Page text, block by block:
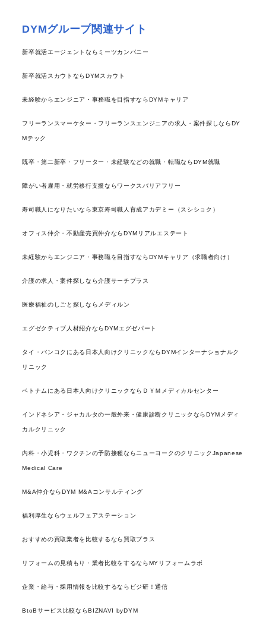
DYMグループ関連サイト
新卒就活エージェントならミーツカンパニー
新卒就活スカウトならDYMスカウト
未経験からエンジニア・事務職を目指すならDYMキャリア
フリーランスマーケター・フリーランスエンジニアの求人・案件探しならDY
Mテック
既卒・第二新卒・フリーター・未経験などの就職・転職ならDYM就職
障がい者雇用・就労移行支援ならワークスバリアフリー
寿司職人になりたいなら東京寿司職人育成アカデミー（スシショク）
オフィス仲介・不動産売買仲介ならDYMリアルエステート
未経験からエンジニア・事務職を目指すならDYMキャリア（求職者向け）
介護の求人・案件探しなら介護サーチプラス
医療福祉のしごと探しならメディルン
エグゼクティブ人材紹介ならDYMエグゼパート
タイ・バンコクにある日本人向けクリニックならDYMインターナショナルク
リニック
ベトナムにある日本人向けクリニックならＤＹＭメディカルセンター
インドネシア・ジャカルタの一般外来・健康診断クリニックならDYMメディ
カルクリニック
内科・小児科・ワクチンの予防接種ならニューヨークのクリニックJapanese
Medical Care
M&A仲介ならDYM M&Aコンサルティング
福利厚生ならウェルフェアステーション
おすすめの買取業者を比較するなら買取プラス
リフォームの見積もり・業者比較をするならMYリフォームラボ
企業・給与・採用情報を比較するならビジ研！通信
BtoBサービス比較ならBIZNAVI byDYM